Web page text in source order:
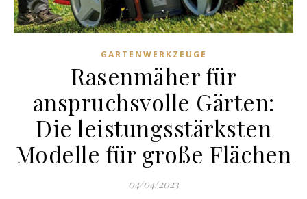
GARTENWERKZEUGE
Rasenmäher für
anspruchsvolle Gärten:
Die leistungsstärksten
Modelle für große Flächen
04/04/2023